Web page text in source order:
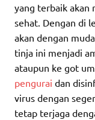
yang terbaik akan
sehat. Dengan di
akan dengan
tinja ini menjadi
ataupun ke got
pengurai dan
virus dengan
tetap terjaga